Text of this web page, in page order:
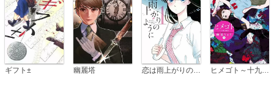
ギフト± 幽麗塔 恋は雨上がりのように ヒメゴト～十九歳の制服～